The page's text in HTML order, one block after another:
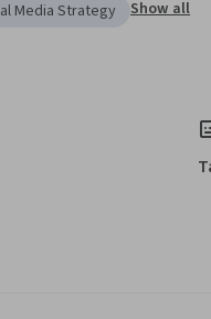
Media Strategy Show all